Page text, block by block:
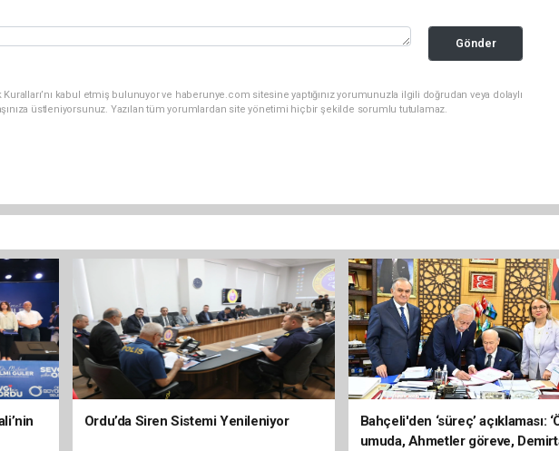
Gönder
kabul etmiş bulunuyor ve haberunye.com sitesine yaptığınız yorumunuzla ilgili doğrudan veya dolaylı
üstleniyorsunuz. Yazılan tüm yorumlardan site yönetimi hiçbir şekilde sorumlu tutulamaz.
Ordu’da Siren Sistemi Yenileniyor
Bahçeli'den ‘süreç’ açıklaması:
umuda, Ahmetler göreve,